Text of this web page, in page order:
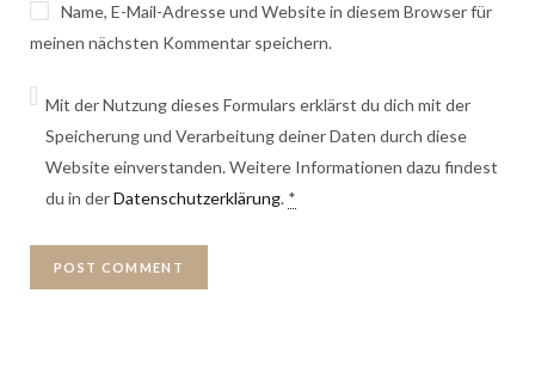
Name, E-Mail-Adresse und Website in diesem Browser für
meinen nächsten Kommentar speichern.
Mit der Nutzung dieses Formulars erklärst du dich mit der
Speicherung und Verarbeitung deiner Daten durch diese
Website einverstanden. Weitere Informationen dazu findest
du in derDatenschutzerklärung. *